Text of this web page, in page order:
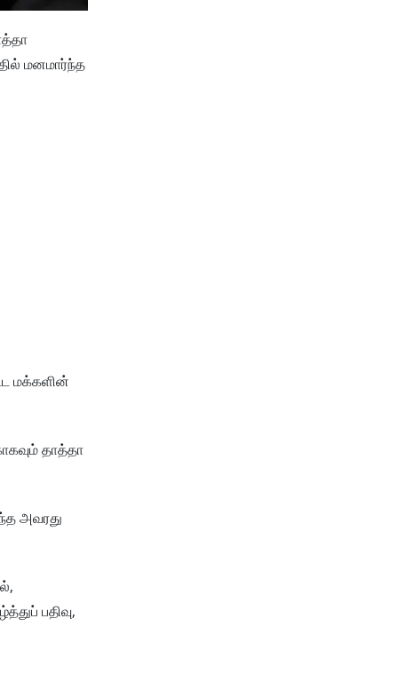
மனமார்ந்த
மக்களின்
தாத்தா
அவரது
பதிவு,